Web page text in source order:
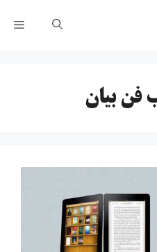
فن بیان